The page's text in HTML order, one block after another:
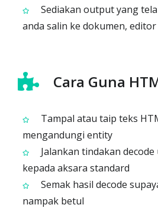
Sediakan output yang
anda salin ke dokumen,
Cara Guna
Tampal atau taip teks
mengandungi entity
Jalankan tindakan
kepada aksara standard
Semak hasil decode
nampak betul